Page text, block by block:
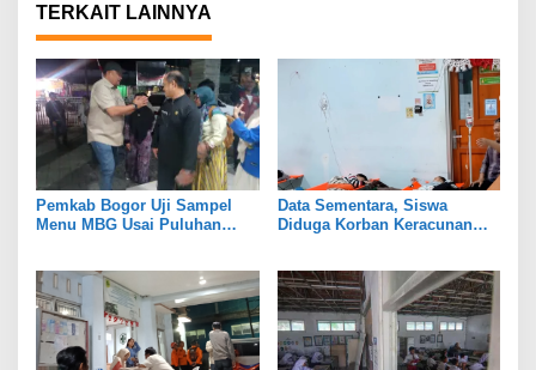
TERKAIT LAINNYA
Pemkab Bogor Uji Sampel
Menu MBG Usai Puluhan
Data Sementara, Siswa
Diduga Korban Keracunan